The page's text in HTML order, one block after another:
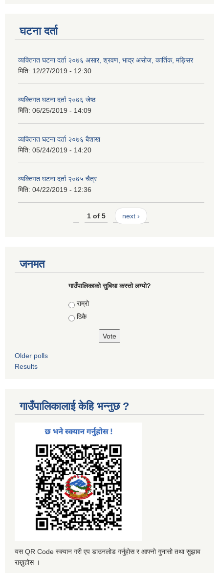
घटना दर्ता
व्यक्तिगत घटना दर्ता २०७६ असार, श्रवण, भाद्र असोज, कार्तिक, मङ्सिर
मिति: 12/27/2019 - 12:30
व्यक्तिगत घटना दर्ता २०७६ जेष्ठ
मिति: 06/25/2019 - 14:09
व्यक्तिगत घटना दर्ता २०७६ बैशाख
मिति: 05/24/2019 - 14:20
व्यक्तिगत घटना दर्ता २०७५ चैत्र
मिति: 04/22/2019 - 12:36
1 of 5 next ›
जनमत
गाउँपालिकाको सुबिधा कस्तो लग्यो?
Choices
राम्रो
ठिकै
Older polls
Results
गाउँपालिकालाई केहि भन्नुछ ?
यस QR Code स्क्यान गरी एप डाउनलोड गर्नुहोस र आफ्नो गुनासो तथा सुझाव
राख्नुहोस ।